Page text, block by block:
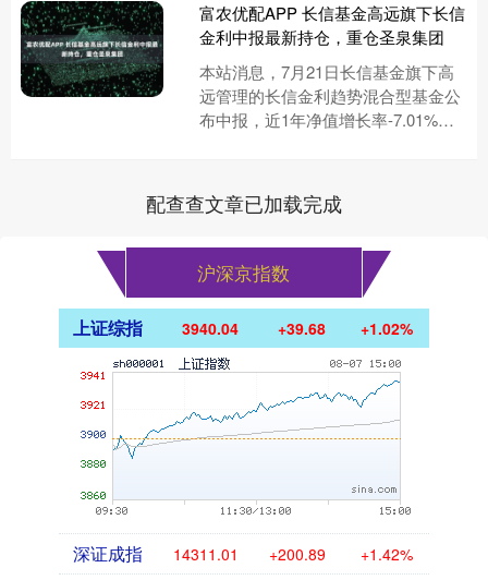
富农优配APP 长信基金高远旗下长信
金利中报最新持仓，重仓圣泉集团
本站消息，7月21日长信基金旗下高
远管理的长信金利趋势混合型基金公
布中报，近1年净值增长率-7.01%。
配查查文章已加载完成
沪深京指数
上证综指 3940.04 +39.68 +1.02%
深证成指 14311.01 +200.89 +1.42%